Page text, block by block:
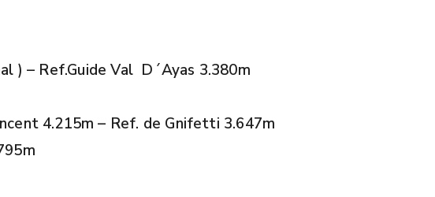
) – Ref.Guide Val D´Ayas 3.380m
4.215m – Ref. de Gnifetti 3.647m